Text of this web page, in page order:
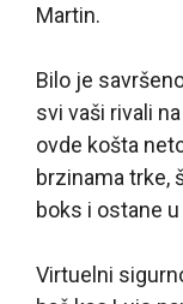
Martin.
Bilo je
svi vaši rivali
ovde košta
brzinama trke,
boks i ostane
Virtuelni